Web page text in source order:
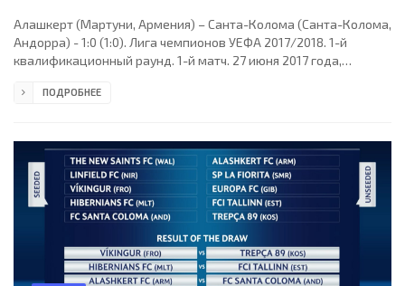
Алашкерт (Мартуни, Армения) – Санта-Колома (Санта-Колома,
Андорра) - 1:0 (1:0). Лига чемпионов УЕФА 2017/2018. 1-й
квалификационный раунд. 1-й матч. 27 июня 2017 года,
Республиканский стадион имени Вазгена Саркисяна. 3300
(Болгария), Георги Дойнов (Болгария). Резервный арбитр:
Никола Попов (София, Болгария). Алашкерт: 55. Арсен
ПОДРОБНЕЕ